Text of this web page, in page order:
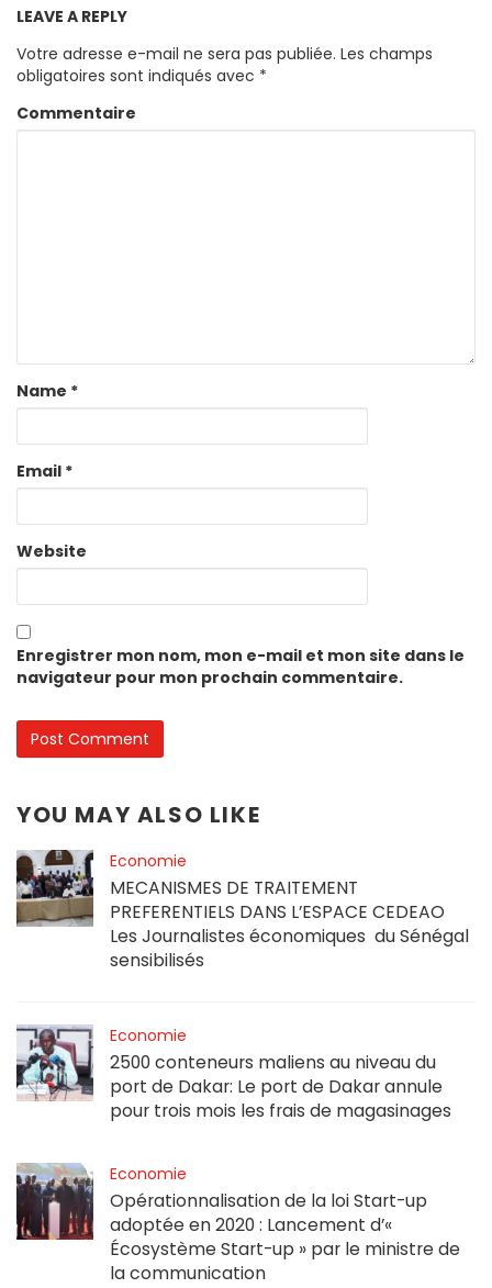
LEAVE A REPLY
Votre adresse e-mail ne sera pas publiée. Les champs
obligatoires sont indiqués avec *
Commentaire
Name *
Email *
Website
Enregistrer mon nom, mon e-mail et mon site dans le
navigateur pour mon prochain commentaire.
YOU MAY ALSO LIKE
Economie
MECANISMES DE TRAITEMENT
PREFERENTIELS DANS L’ESPACE CEDEAO
Les Journalistes économiques du Sénégal
sensibilisés
Economie
2500 conteneurs maliens au niveau du
port de Dakar: Le port de Dakar annule
pour trois mois les frais de magasinages
Economie
Opérationnalisation de la loi Start-up
adoptée en 2020 : Lancement d’«
Écosystème Start-up » par le ministre de
la communication